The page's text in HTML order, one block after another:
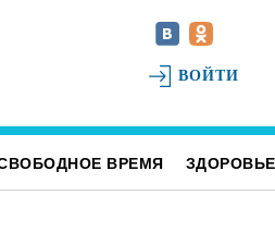
кладбищ Ульяновска
ВОЙТИ
ВРЕМЯ ЗДОРОВЬЕ